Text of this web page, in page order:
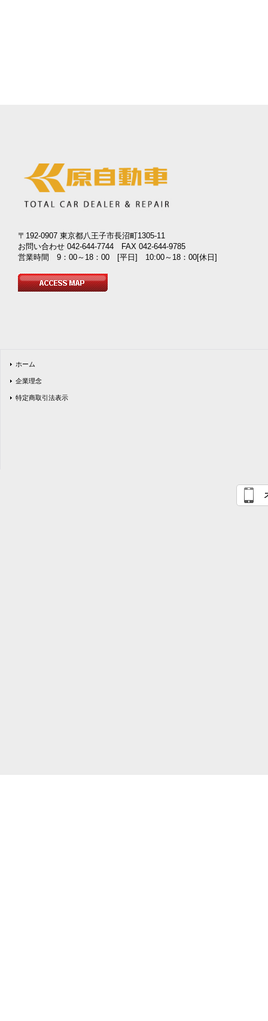
〒192-0907 東京都八王子市長沼町1305-11
お問い合わせ 042-644-7744 FAX 042-644-9785
営業時間 9：00～18：00 [平日] 10:00～18：00[休日]
ホーム
企業理念
特定商取引法表示